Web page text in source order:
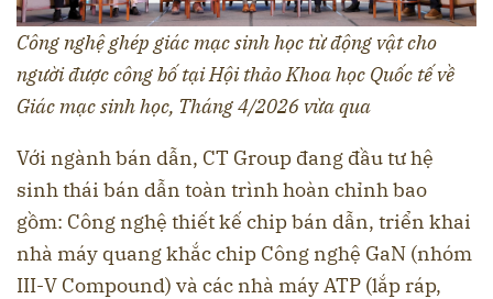
Công nghệ ghép giác mạc sinh học từ động vật cho
người được công bố tại Hội thảo Khoa học Quốc tế về
Giác mạc sinh học, Tháng 4/2026 vừa qua
Với ngành bán dẫn, CT Group đang đầu tư hệ
sinh thái bán dẫn toàn trình hoàn chỉnh bao
gồm: Công nghệ thiết kế chip bán dẫn, triển khai
nhà máy quang khắc chip Công nghệ GaN (nhóm
III-V Compound) và các nhà máy ATP (lắp ráp,